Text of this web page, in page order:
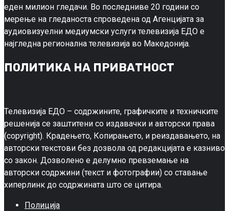
еден милион гледачи. Во последниве 20 години со
мерење на гледаноста спроведена од Агенцијата за
аудиовизуелни медиумски услуги телевизија ЕДО е
најгледна регионална телевизија во Македонија.
ПОЛИТИКА НА ПРИВАТНОСТ
Телевизија ЕДО – содржините, графичките и техничките
решенија се заштитени со издавачки и авторски права
(copyright). Крадењето, Копирањето, и реиздавањето, на
авторски текстови без дозвола од редакцијата е казниво
со закон. Дозволено е делумно превземање на
авторски содржини (текст и фотографии) со ставање
хиперлинк до содржината што се цитира.
Полиција